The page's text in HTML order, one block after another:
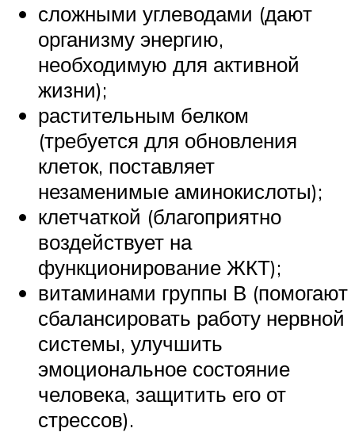
сложными углеводами (дают
организму энергию,
необходимую для активной
жизни);
растительным белком
(требуется для обновления
клеток, поставляет
незаменимые аминокислоты);
клетчаткой (благоприятно
воздействует на
функционирование ЖКТ);
витаминами группы В (помогают
сбалансировать работу нервной
системы, улучшить
эмоциональное состояние
человека, защитить его от
стрессов).